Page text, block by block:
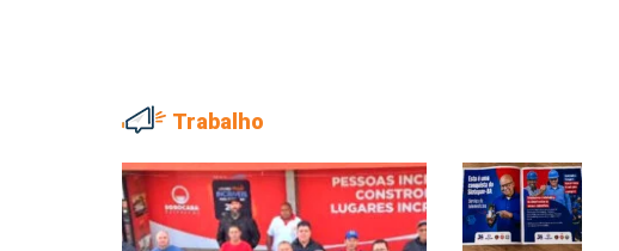
Trabalho
NILTON NECO
Sindec: 94 anos de união e
SERGIO LUIZ LEITE (SERGINHO)
Saúde mental:
responsabilidade de todos